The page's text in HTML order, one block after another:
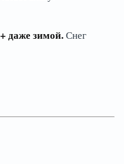
даже зимой.Снег